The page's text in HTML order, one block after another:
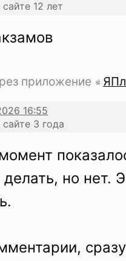
12 лет
приложение
3 года
делать, но нет.